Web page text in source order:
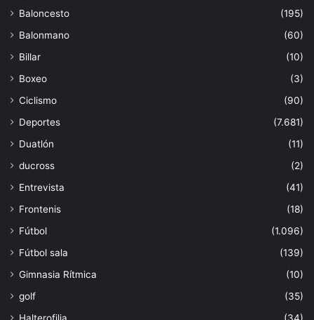
Baloncesto
(195)
Balonmano
(60)
Billar
(10)
Boxeo
(3)
Ciclismo
(90)
Deportes
(7.681)
Duatlón
(11)
ducross
(2)
Entrevista
(41)
Frontenis
(18)
Fútbol
(1.096)
Fútbol sala
(139)
Gimnasia Rítmica
(10)
golf
(35)